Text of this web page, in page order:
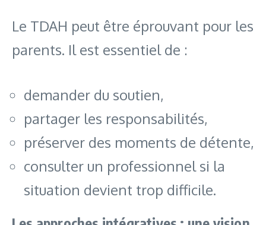
Le TDAH peut être éprouvant pour les
parents. Il est essentiel de :
demander du soutien,
partager les responsabilités,
préserver des moments de détente,
consulter un professionnel si la
situation devient trop difficile.